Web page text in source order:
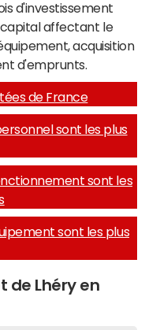
d'investissement
affectant le
acquisition
d'emprunts.
de France
sont les plus
sont les
sont les plus
de Lhéry en